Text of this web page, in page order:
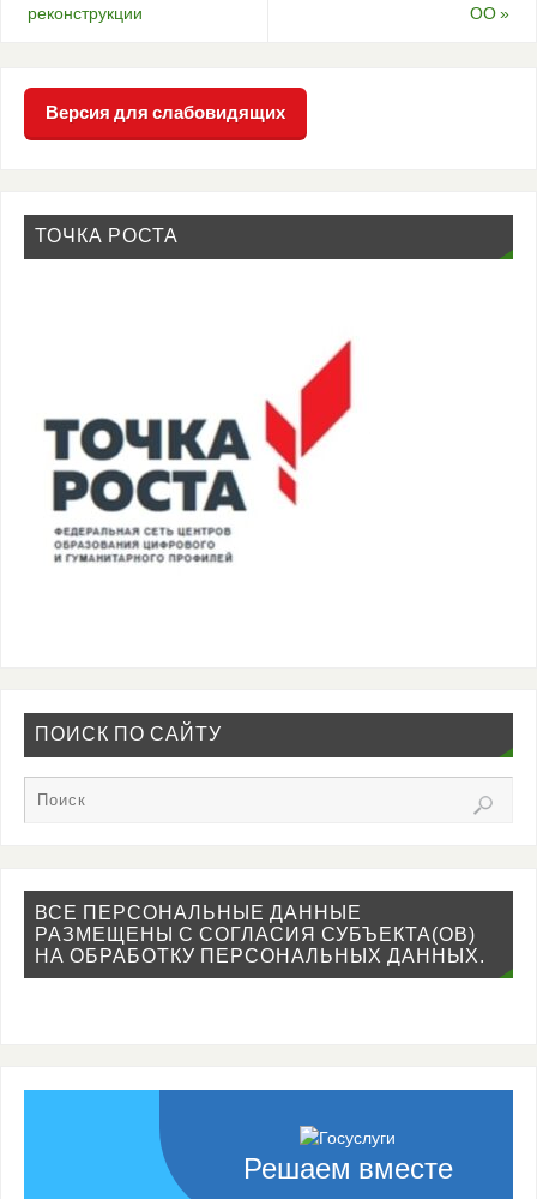
реконструкции
ОО»
Версия для слабовидящих
ТОЧКА РОСТА
ПОИСК ПО САЙТУ
ВСЕ ПЕРСОНАЛЬНЫЕ ДАННЫЕ
РАЗМЕЩЕНЫ С СОГЛАСИЯ СУБЪЕКТА(ОВ)
НА ОБРАБОТКУ ПЕРСОНАЛЬНЫХ ДАННЫХ.
Решаем вместе